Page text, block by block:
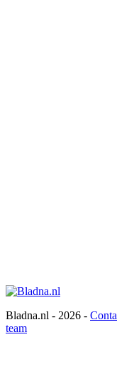
Bladna.nl - 2026 -
team